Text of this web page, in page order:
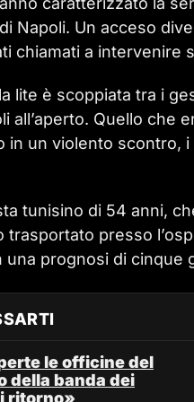
Napoli. Un acceso
chiamati a intervenire
lite è scoppiata tra i
all’aperto. Quello che
in un violento scontro,
tunisino di 54 anni,
presso
prognosi di cinque
le officine del
della banda dei
ritorno»